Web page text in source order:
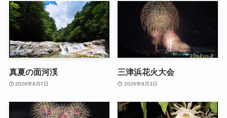
真夏の面河渓
2026年8月7日
三津浜花火大会
2026年8月3日